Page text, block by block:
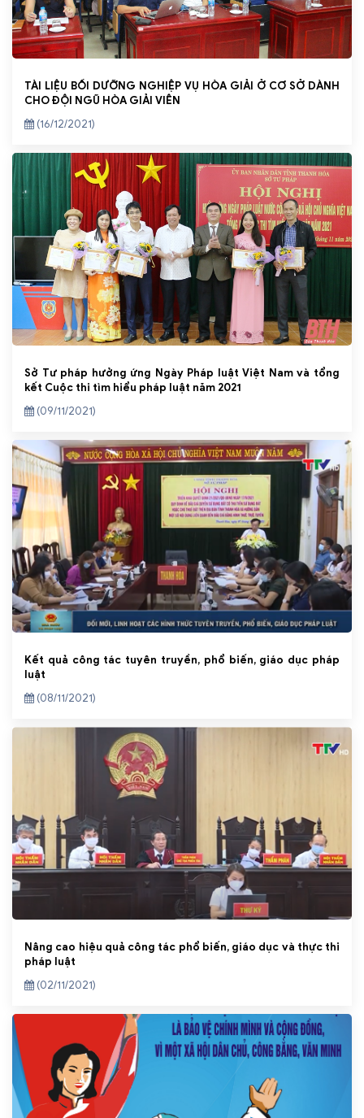
TÀI LIỆU BỒI DƯỠNG NGHIỆP VỤ HÒA GIẢI Ở CƠ SỞ DÀNH
CHO ĐỘI NGŨ HÒA GIẢI VIÊN
(16/12/2021)
Sở Tư pháp hưởng ứng Ngày Pháp luật Việt Nam và tổng
kết Cuộc thi tìm hiểu pháp luật năm 2021
(09/11/2021)
Kết quả công tác tuyên truyền, phổ biến, giáo dục pháp
luật
(08/11/2021)
Nâng cao hiệu quả công tác phổ biến, giáo dục và thực thi
pháp luật
(02/11/2021)